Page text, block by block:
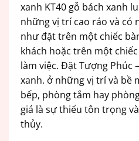
xanh KT40 gỗ bách xanh
những vị trí cao ráo và có
như đặt trên một chiếc
khách hoặc trên một
làm việc. Đặt Tượng Phúc
xanh. ở những vị trí và bề
bếp, phòng tắm hay
giá là sự thiếu tôn trọng
thủy.